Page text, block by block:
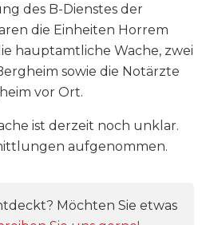
des B-Dienstes der
die Einheiten Horrem
hauptamtliche Wache, zwei
sowie die Notärzte
vor Ort.
ist derzeit noch unklar.
aufgenommen.
Möchten Sie etwas